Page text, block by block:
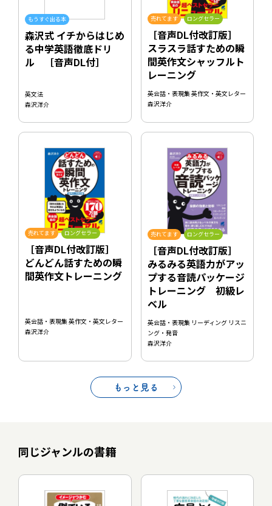
もうすぐ出る本
森沢式 イチからはじめ
る中学英語徹底ドリ
ル ［音声DL付］
英文法
森沢洋介
売れてます ロングセラー
［音声DL付改訂版］
スラスラ話すための瞬
間英作文シャッフルト
レーニング
英会話・表現集 英作文・英文レター
森沢洋介
売れてます ロングセラー
［音声DL付改訂版］
どんどん話すための瞬
間英作文トレーニング
英会話・表現集 英作文・英文レター
森沢洋介
売れてます ロングセラー
［音声DL付改訂版］
みるみる英語力がアッ
プする音読パッケージ
トレーニング 初級レ
ベル
英会話・表現集 リーディング リスニ
ング・発音
森沢洋介
もっと見る
同じジャンルの書籍